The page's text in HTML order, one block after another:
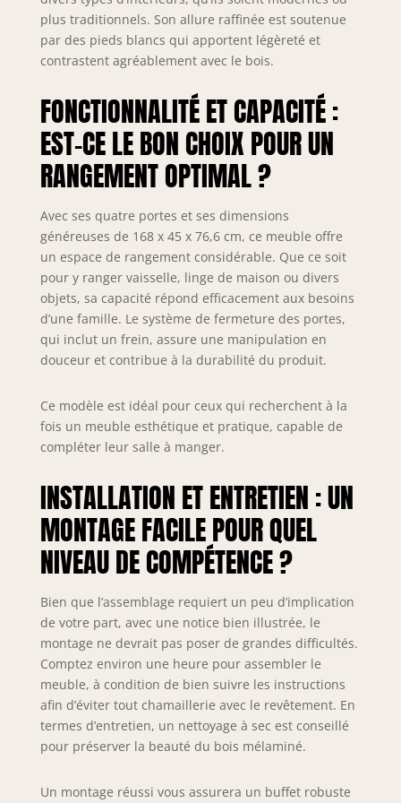
tandis que
chaque étagère
interne supporte
présents sur les
images ne sont
pas inclus.
MATÉRIAUX: Le
buffet Emma est
fabriqué en
mélamine de
haute qualité avec
une surface
légèrement
texturée. Les
pieds en métal
plié en "V" laqué
époxy, épais de 6
industrielle au
meuble. Idéal
pour un usage
allie robustesse et
élégance.
MONTAGE: Les
instructions et le
kit de quincaillerie
montage sont
inclus dans
l'emballage. Le
buffet peut être
assemblé en
environ une heure
par deux
personnes. Un
tube métallique
structure apporte
plus traditionnels. Son allure raffinée est soutenue
par des pieds blancs qui apportent légèreté et
contrastent agréablement avec le bois.
FONCTIONNALITÉ ET CAPACITÉ :
EST-CE LE BON CHOIX POUR UN
RANGEMENT OPTIMAL ?
Avec ses quatre portes et ses dimensions
généreuses de 168 x 45 x 76,6 cm, ce meuble offre
un espace de rangement considérable. Que ce soit
pour y ranger vaisselle, linge de maison ou divers
objets, sa capacité répond efficacement aux besoins
d’une famille. Le système de fermeture des portes,
qui inclut un frein, assure une manipulation en
douceur et contribue à la durabilité du produit.
Ce modèle est idéal pour ceux qui recherchent à la
fois un meuble esthétique et pratique, capable de
compléter leur salle à manger.
INSTALLATION ET ENTRETIEN : UN
MONTAGE FACILE POUR QUEL
NIVEAU DE COMPÉTENCE ?
Bien que l’assemblage requiert un peu d’implication
de votre part, avec une notice bien illustrée, le
montage ne devrait pas poser de grandes difficultés.
Comptez environ une heure pour assembler le
meuble, à condition de bien suivre les instructions
afin d’éviter tout chamaillerie avec le revêtement. En
termes d’entretien, un nettoyage à sec est conseillé
pour préserver la beauté du bois mélaminé.
Un montage réussi vous assurera un buffet robuste